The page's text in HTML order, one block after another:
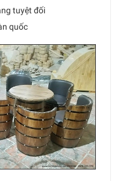
tuyệt đối
quốc